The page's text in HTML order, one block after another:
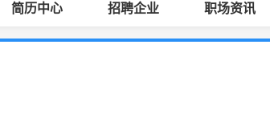
简历中心 招聘企业 职场资讯